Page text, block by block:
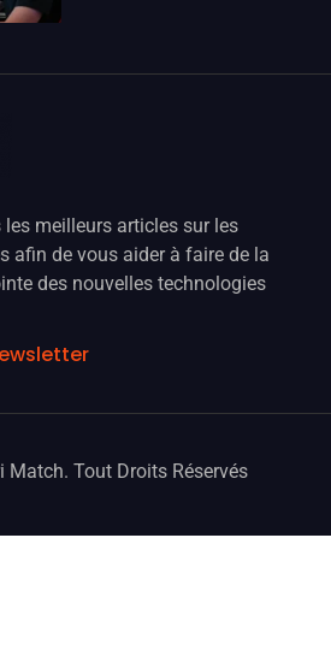
meilleurs articles sur les
afin de vous aider à faire de la
des nouvelles technologies
Tout Droits Réservés